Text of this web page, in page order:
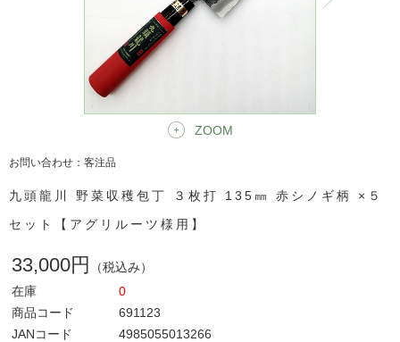
ZOOM
お問い合わせ：客注品
九頭龍川 野菜収穫包丁 ３枚打 135㎜ 赤シノギ柄 ×５
セット【アグリルーツ様用】
33,000円
（税込み）
在庫
0
商品コード
691123
JANコード
4985055013266